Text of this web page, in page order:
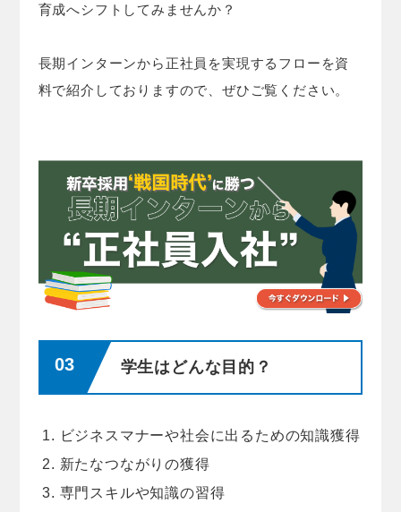
育成へシフトしてみませんか？
長期インターンから正社員を実現するフローを資
料で紹介しておりますので、ぜひご覧ください。
学生はどんな目的？
ビジネスマナーや社会に出るための知識獲得
新たなつながりの獲得
専門スキルや知識の習得